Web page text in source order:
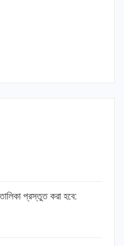
তালিকা প্রস্তুত করা হবে: